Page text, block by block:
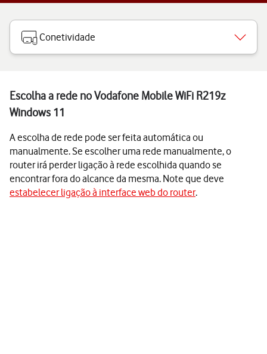
Conetividade
Escolha a rede no Vodafone Mobile WiFi R219z
Windows 11
A escolha de rede pode ser feita automática ou
manualmente. Se escolher uma rede manualmente, o
router irá perder ligação à rede escolhida quando se
encontrar fora do alcance da mesma. Note que deve
estabelecer ligação à interface web do router.